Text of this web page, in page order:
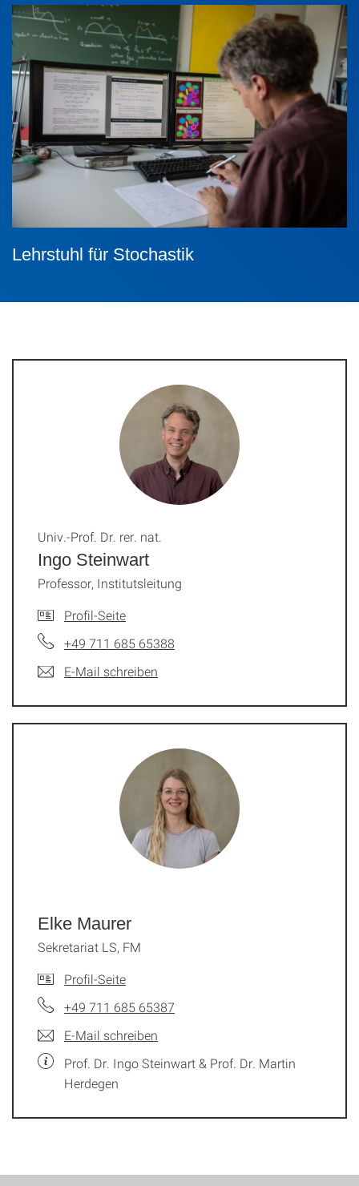
Lehrstuhl für Stochastik
Ingo Steinwart
Univ.-Prof. Dr. rer. nat.
Professor, Institutsleitung
Profil-Seite
+49 711 685 65388
E-Mail schreiben
Elke Maurer
Sekretariat LS, FM
Profil-Seite
+49 711 685 65387
E-Mail schreiben
Prof. Dr. Ingo Steinwart & Prof. Dr. Martin
Herdegen